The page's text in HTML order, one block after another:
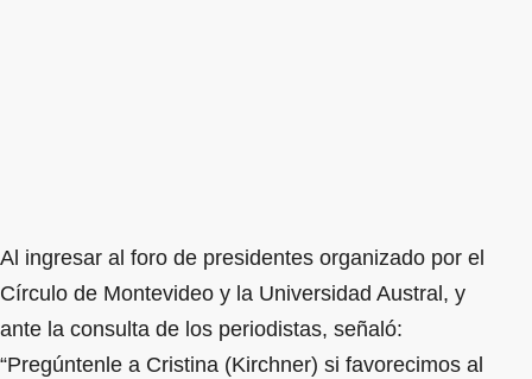
Al ingresar al foro de presidentes organizado por el
Círculo de Montevideo y la Universidad Austral, y
ante la consulta de los periodistas, señaló:
“Pregúntenle a Cristina (Kirchner) si favorecimos al